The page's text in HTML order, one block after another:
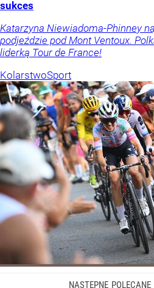
sukces
Katarzyna Niewiadoma-Phinney
podjeździe pod Mont Ventoux.
liderką Tour de France!
KolarstwoSport